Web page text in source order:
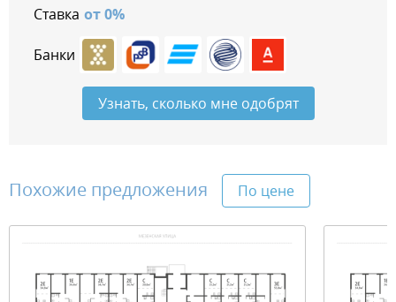
Ставка от0%
Банки
Узнать, сколько мне одобрят
Похожие предложения По цене